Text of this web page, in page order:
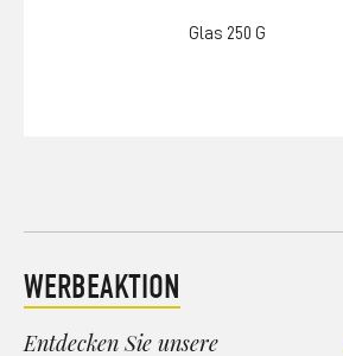
Glas 250 G
WERBEAKTION
Entdecken Sie unsere